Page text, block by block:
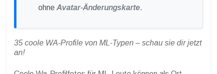
ohne Avatar-Änderungskarte.
35 coole WA-Profile von ML-Typen – schau sie dir jetzt
an!